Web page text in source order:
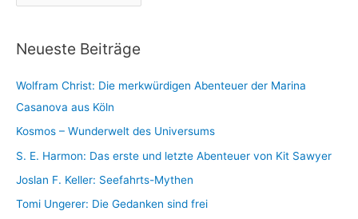
e
r
h
v
Neueste Beiträge
Wolfram Christ: Die merkwürdigen Abenteuer der Marina
Casanova aus Köln
Kosmos – Wunderwelt des Universums
S. E. Harmon: Das erste und letzte Abenteuer von Kit Sawyer
Joslan F. Keller: Seefahrts-Mythen
Tomi Ungerer: Die Gedanken sind frei